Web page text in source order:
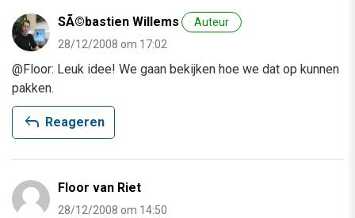
SÃ©bastien Willems
Auteur
28/12/2008 om 17:02
@Floor: Leuk idee! We gaan bekijken hoe we dat op kunnen
pakken.
reply Reageren
Floor van Riet
28/12/2008 om 14:50